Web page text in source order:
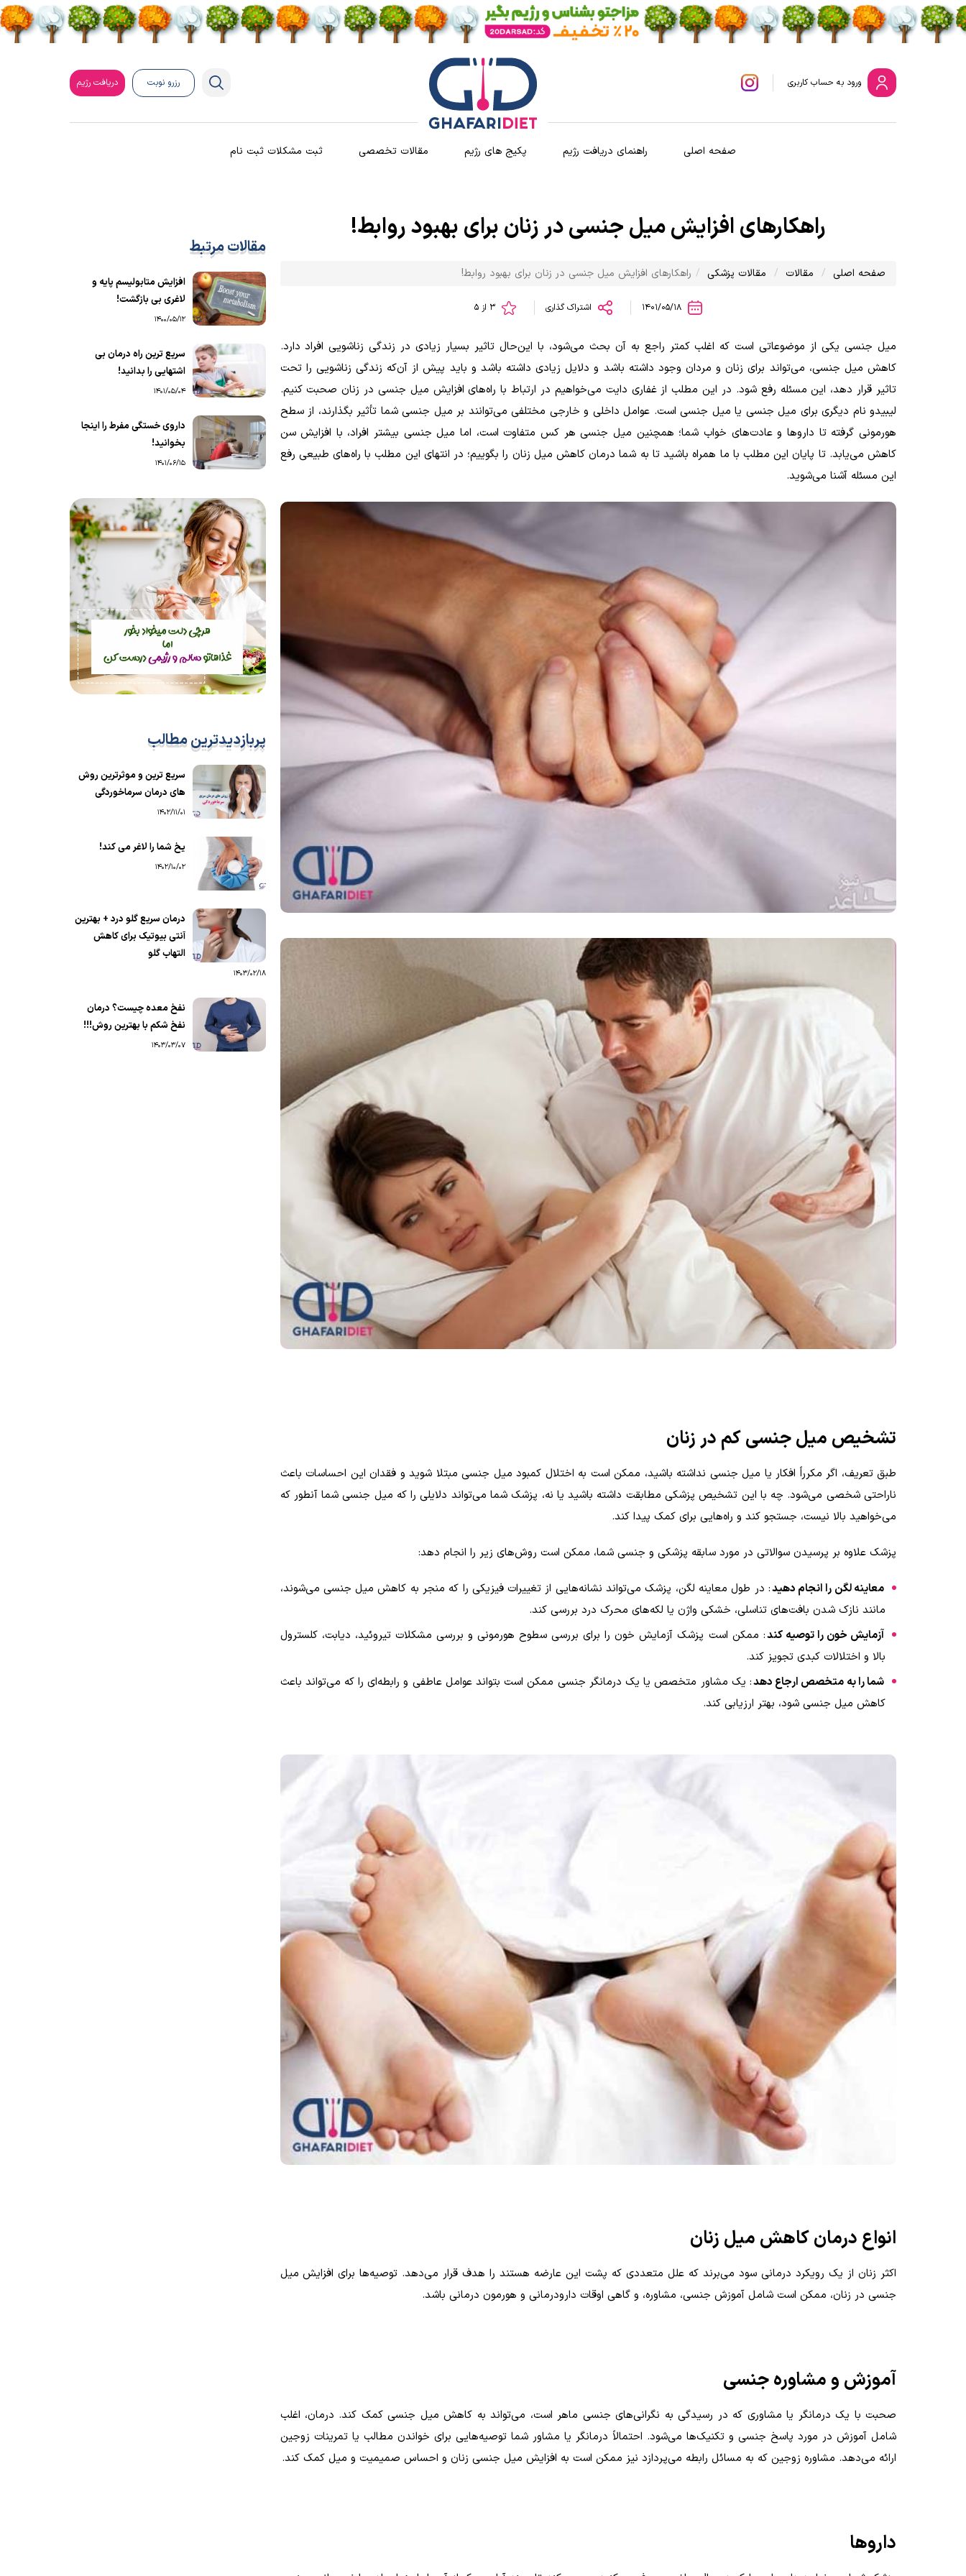
ورود به حساب کاربری رزرو نوبت دریافت رژیم
صفحه اصلی راهنمای دریافت رژیم پکیج های رژیم مقالات تخصصی ثبت مشکلات ثبت نام
راهکارهای افزایش میل جنسی در زنان برای بهبود روابط!
صفحه اصلی مقالات مقالات پزشکی راهکارهای افزایش میل جنسی در زنان برای بهبود روابط!
1401/05/18 اشتراک گذاری 3 از 5
میل جنسی یکی از موضوعاتی است که اغلب کمتر راجع به آن بحث می‌شود، با این‌حال تاثیر بسیار زیادی در زندگی زناشویی افراد دارد.
کاهش میل جنسی، می‌تواند برای زنان و مردان وجود داشته باشد و دلایل زیادی داشته باشد و باید پیش از آن‌که زندگی زناشویی را تحت
تاثیر قرار دهد، این مسئله رفع شود. در این مطلب از غفاری دایت می‌خواهیم در ارتباط با راه‌های افزایش میل جنسی در زنان صحبت کنیم.
لیبیدو نام دیگری برای میل جنسی یا میل جنسی است. عوامل داخلی و خارجی مختلفی می‌توانند بر میل جنسی شما تأثیر بگذارند، از سطح
هورمونی گرفته تا داروها و عادت‌های خواب شما؛ همچنین میل جنسی هر کس متفاوت است، اما میل جنسی بیشتر افراد، با افزایش سن
کاهش می‌یابد. تا پایان این مطلب با ما همراه باشید تا به شما درمان کاهش میل زنان را بگوییم؛ در انتهای این مطلب با راه‌های طبیعی رفع
این مسئله آشنا می‌شوید.
تشخیص میل جنسی کم در زنان
طبق تعریف، اگر مکرراً افکار یا میل جنسی نداشته باشید، ممکن است به اختلال کمبود میل جنسی مبتلا شوید و فقدان این احساسات باعث
ناراحتی شخصی می‌شود. چه با این تشخیص پزشکی مطابقت داشته باشید یا نه، پزشک شما می‌تواند دلایلی را که میل جنسی شما آنطور که
می‌خواهید بالا نیست، جستجو کند و راه‌هایی برای کمک پیدا کند.
پزشک علاوه بر پرسیدن سوالاتی در مورد سابقه پزشکی و جنسی شما، ممکن است روش‌های زیر را انجام دهد:
معاینه لگن را انجام دهید: در طول معاینه لگن، پزشک می‌تواند نشانه‌هایی از تغییرات فیزیکی را که منجر به کاهش میل جنسی می‌شوند،
مانند نازک شدن بافت‌های تناسلی، خشکی واژن یا لکه‌های محرک درد بررسی کند.
آزمایش خون را توصیه کند: ممکن است پزشک آزمایش خون را برای بررسی سطوح هورمونی و بررسی مشکلات تیروئید، دیابت، کلسترول
بالا و اختلالات کبدی تجویز کند.
شما را به متخصص ارجاع دهد: یک مشاور متخصص یا یک درمانگر جنسی ممکن است بتواند عوامل عاطفی و رابطه‌ای را که می‌تواند باعث
کاهش میل جنسی شود، بهتر ارزیابی کند.
انواع درمان کاهش میل زنان
اکثر زنان از یک رویکرد درمانی سود می‌برند که علل متعددی که پشت این عارضه هستند را هدف قرار می‌دهد. توصیه‌ها برای افزایش میل
جنسی در زنان، ممکن است شامل آموزش جنسی، مشاوره، و گاهی اوقات دارودرمانی و هورمون درمانی باشد.
آموزش و مشاوره جنسی
صحبت با یک درمانگر یا مشاوری که در رسیدگی به نگرانی‌های جنسی ماهر است، می‌تواند به کاهش میل جنسی کمک کند. درمان، اغلب
شامل آموزش در مورد پاسخ جنسی و تکنیک‌ها می‌شود. احتمالاً درمانگر یا مشاور شما توصیه‌هایی برای خواندن مطالب یا تمرینات زوجین
ارائه می‌دهد. مشاوره زوجین که به مسائل رابطه می‌پردازد نیز ممکن است به افزایش میل جنسی زنان و احساس صمیمیت و میل کمک کند.
داروها
مقالات مرتبط
افزایش متابولیسم پایه و
لاغری بی بازگشت!
1400/05/12
سریع ترین راه درمان بی
اشتهایی را بدانید!
1401/05/04
داروی خستگی مفرط را اینجا
بخوانید!
1401/06/15
پربازدیدترین مطالب
سریع ترین و موثرترین روش
های درمان سرماخوردگی
1402/11/01
یخ شما را لاغر می کند!
1402/10/02
درمان سریع گلو درد + بهترین
آنتی بیوتیک برای کاهش
التهاب گلو
1403/02/18
نفخ معده چیست؟ درمان
نفخ شکم با بهترین روش!!!
1403/03/07